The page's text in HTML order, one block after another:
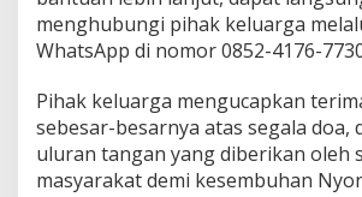
menghubungi pihak keluarga
WhatsApp di nomor 0852-4176-
Pihak keluarga mengucapkan
sebesar-besarnya atas segala doa,
uluran tangan yang diberikan oleh
masyarakat demi kesembuhan